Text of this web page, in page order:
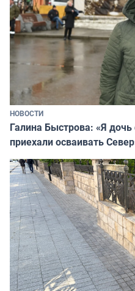
НОВОСТИ
Галина Быстрова: «Я
приехали осваивать